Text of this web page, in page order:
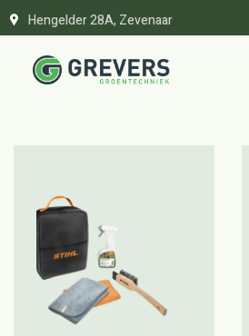
Hengelder 28A, Zevenaar